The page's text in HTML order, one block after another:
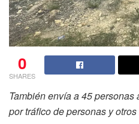
0
SHARES
También envía a 45
por tráfico de personas y